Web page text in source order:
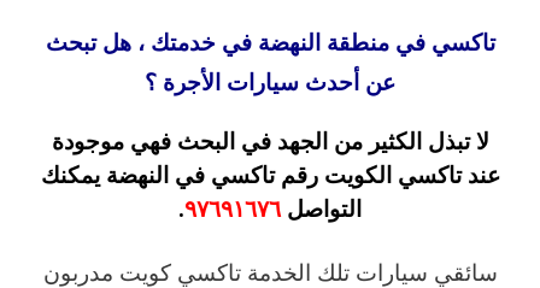
تاكسي في منطقة النهضة في خدمتك ، هل تبحث
عن أحدث سيارات الأجرة ؟
لا تبذل الكثير من الجهد في البحث فهي موجودة
عند تاكسي الكويت رقم تاكسي في النهضة يمكنك
التواصل ٩٧٦٩١٦٧٦.
سائقي سيارات تلك الخدمة تاكسي كويت مدربون